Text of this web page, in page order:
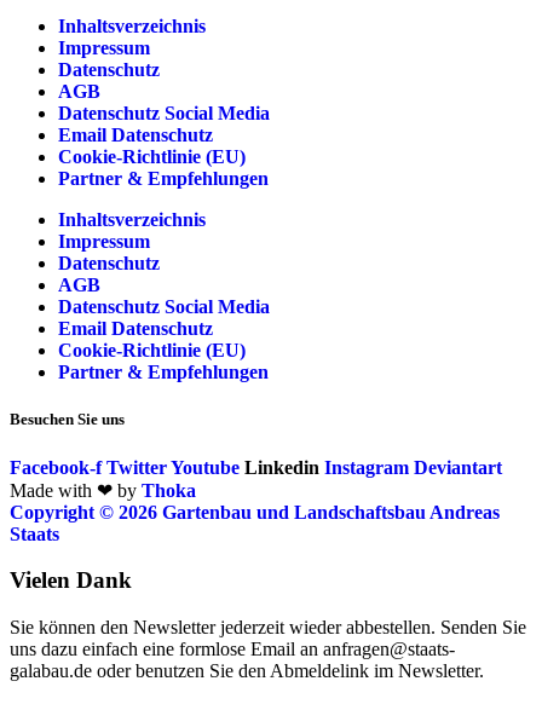
Inhaltsverzeichnis
Impressum
Datenschutz
AGB
Datenschutz Social Media
Email Datenschutz
Cookie-Richtlinie (EU)
Partner & Empfehlungen
Inhaltsverzeichnis
Impressum
Datenschutz
AGB
Datenschutz Social Media
Email Datenschutz
Cookie-Richtlinie (EU)
Partner & Empfehlungen
Besuchen Sie uns
Facebook-f TwitterYoutube Linkedin Instagram Deviantart
Made with ❤ by Thoka
Copyright © 2026 Gartenbau und Landschaftsbau Andreas
Staats
Vielen Dank
Sie können den Newsletter jederzeit wieder abbestellen. Senden Sie
uns dazu einfach eine formlose Email an anfragen@staats-
galabau.de oder benutzen Sie den Abmeldelink im Newsletter.